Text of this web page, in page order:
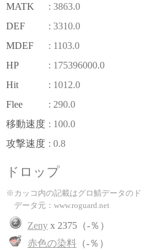
MATK
: 3863.0
DEF
: 3310.0
MDEF
: 1103.0
HP
: 175396000.0
Hit
: 1012.0
Flee
: 290.0
移動速度 : 100.0
攻撃速度 : 0.8
ドロップ
※カッコ内の記載はグロ鯖データの
データ元：www.roguard.net
Zeny x 2375（-％）
赤色の染料 （-％）